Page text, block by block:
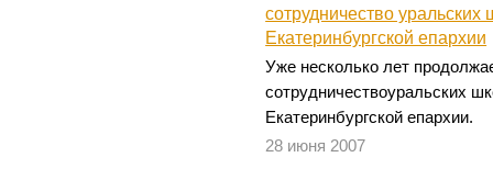
сотрудничество уральских
Екатеринбургской епархии
Уже несколько лет
сотрудничествоуральских
Екатеринбургской епархии.
28 июня 2007